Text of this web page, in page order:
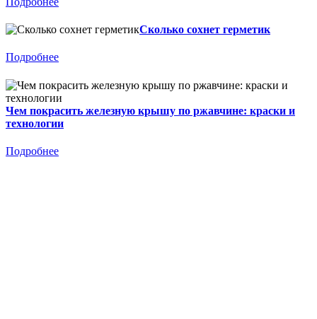
Сколько сохнет герметик
Подробнее
Чем покрасить железную крышу по ржавчине: краски и
технологии
Подробнее